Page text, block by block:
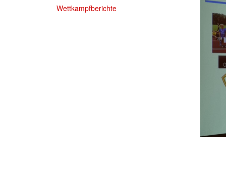
Wettkampfberichte